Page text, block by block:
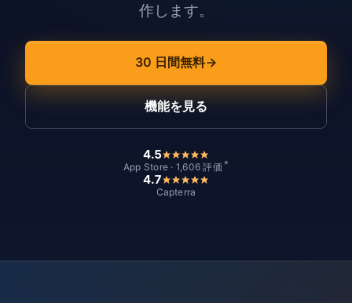
作します。
30 日間無料
機能を見る
4.5
App Store · 1,606 評価 *
4.7
Capterra